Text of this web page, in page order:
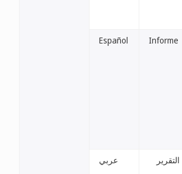
Español Informe
عربي التقرير